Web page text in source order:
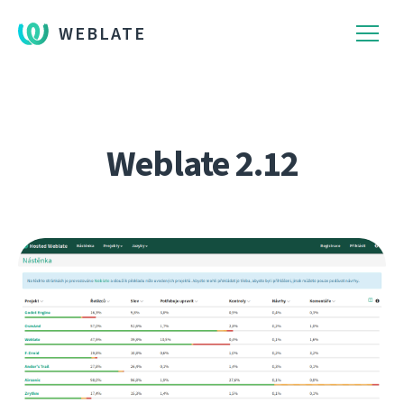
WEBLATE
Weblate 2.12